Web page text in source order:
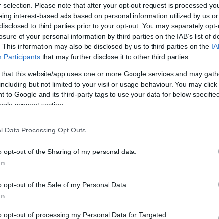
selection. Please note that after your opt-out request is processed
interest-based ads based on personal information utilized by us
to third parties prior to your opt-out. You may separately
of your personal information by third parties on the IAB’s list of
This information may also be disclosed by us to third parties on the
Participants that may further disclose it to other third parties.
that this website/app uses one or more Google services and may
but not limited to your visit or usage behaviour. You may
to Google and its third-party tags to use your data for below
consent section.
Data Processing Opt Outs
opt-out of the Sharing of my personal data.
opt-out of the Sale of my Personal Data.
opt-out of processing my Personal Data for Targeted
minden erejével azért küzd, hogy
producere nyomására azonban egyre
megy bele, így egyre abszurdabb
felett egyaránt elveszíti az irányítást.
időnként pályáztunk támogatásért, de nem
a Magyar Mozgókép Közalapítvány televíziós
be a film előkészítése. Szerintem mi
jutottak az MMKA által megítélt támogatási
nek elmondta: a
ugyanakkor egyelőre csak 46 millió folyt be a
forinttal járult hozzá a tévéfilm
millióval.
mellett Trill Zsolt, Gyuricza István, Kern
Zoltán, Gáspár Kata, Vallai Péter, Koltai